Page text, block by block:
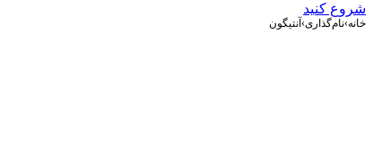
شروع کنید
خانه›نام‌گذاری› آنتیگون